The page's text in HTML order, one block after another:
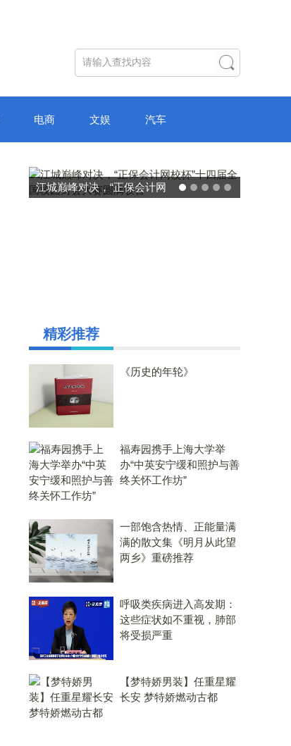
电商 文娱 汽车
破局“纸面教育”：理想树AI自
精彩推荐
《历史的年轮》
福寿园携手上海大学举
办“中英安宁缓和照护与善
终关怀工作坊”
一部饱含热情、正能量满
满的散文集《明月从此望
两乡》重磅推荐
呼吸类疾病进入高发期：
这些症状如不重视，肺部
将受损严重
【梦特娇男装】任重星耀
长安 梦特娇燃动古都